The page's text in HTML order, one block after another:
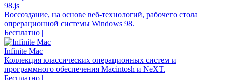
98.js
Воссоздание, на основе веб-технологий, рабочего стола
опрерационной системы Windows 98.
Бесплатно |
Infinite Mac
Коллекция классических операционных систем и
программного обеспечения Macintosh и NeXT.
Бесплатно |